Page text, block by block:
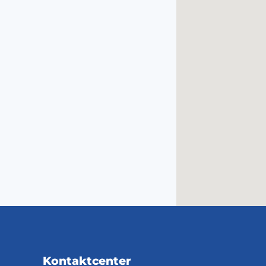
Kontaktcenter